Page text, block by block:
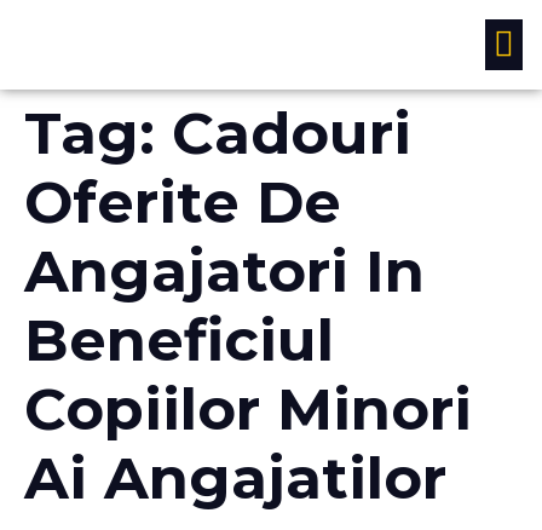
Tag: Cadouri
Oferite De
Angajatori In
Beneficiul
Copiilor Minori
Ai Angajatilor